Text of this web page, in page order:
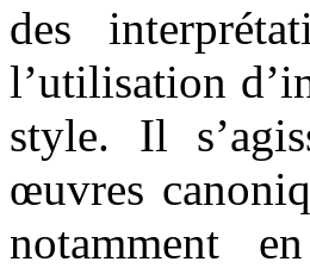
des
l’utilisation
style. Il
œuvres
notamment